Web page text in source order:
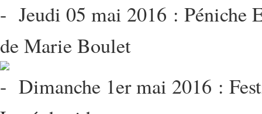
Jeudi 05 mai 2016 : Péniche
de Marie Boulet
Dimanche 1er mai 2016 :